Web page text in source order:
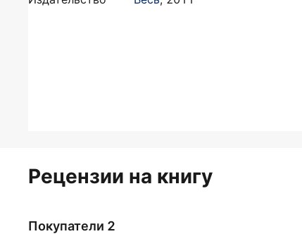
Рецензии на книгу
Покупатели 2